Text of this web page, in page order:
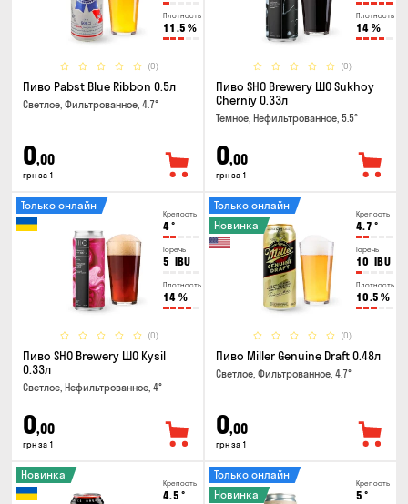
Плотность
11.5 %
(0)
Пиво Pabst Blue Ribbon 0.5л
Светлое, Фильтрованное, 4.7°
0,00
грн за 1
Плотность
14 %
(0)
Пиво SHO Brewery ШО Sukhoy
Cherniy 0.33л
Темное, Нефильтрованное, 5.5°
0,00
грн за 1
Крепость
4°
Горечь
5 IBU
Плотность
14 %
(0)
Только онлайн
Пиво SHO Brewery ШО Kysil
0.33л
Светлое, Нефильтрованное, 4°
0,00
грн за 1
Крепость
4.7 °
Горечь
10 IBU
Плотность
10.5 %
(0)
Только онлайн
Новинка
Пиво Miller Genuine Draft 0.48л
Светлое, Фильтрованное, 4.7°
0,00
грн за 1
Крепость
4.5 °
Новинка
Крепость
5 °
Только онлайн
Новинка